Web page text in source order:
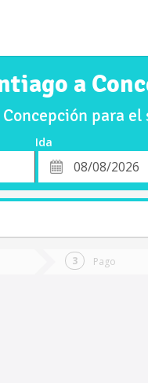
a
para
Ida
Fecha
de
Pago